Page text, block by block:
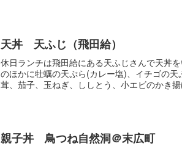
天丼 天ふじ（飛田給）
休日ランチは飛田給にある天ふじさんで天丼
のほかに牡蠣の天ぷら(カレー塩)、イチゴの
茸、茄子、玉ねぎ、ししとう、小エビのかき
親子丼 鳥つね自然洞＠末広町